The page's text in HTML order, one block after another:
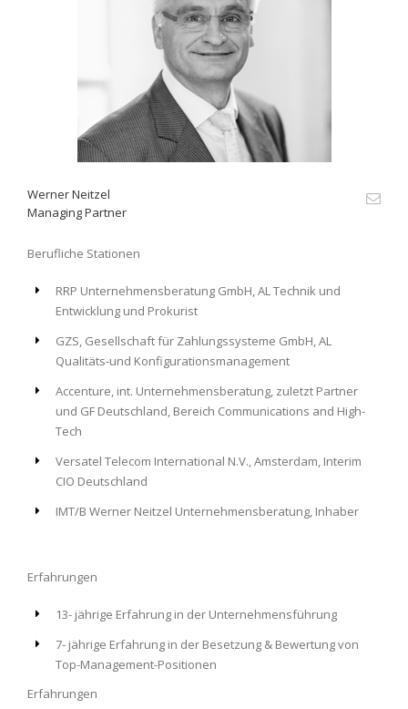
Werner Neitzel
Managing Partner
Berufliche Stationen
RRP Unternehmensberatung GmbH, AL Technik und
Entwicklung und Prokurist
GZS, Gesellschaft für Zahlungssysteme GmbH, AL
Qualitäts-und Konfigurationsmanagement
Accenture, int. Unternehmensberatung, zuletzt Partner
und GF Deutschland, Bereich Communications and High-
Tech
Versatel Telecom International N.V., Amsterdam, Interim
CIO Deutschland
IMT/B Werner Neitzel Unternehmensberatung, Inhaber
Erfahrungen
13- jährige Erfahrung in der Unternehmensführung
7- jährige Erfahrung in der Besetzung & Bewertung von
Top-Management-Positionen
Erfahrungen